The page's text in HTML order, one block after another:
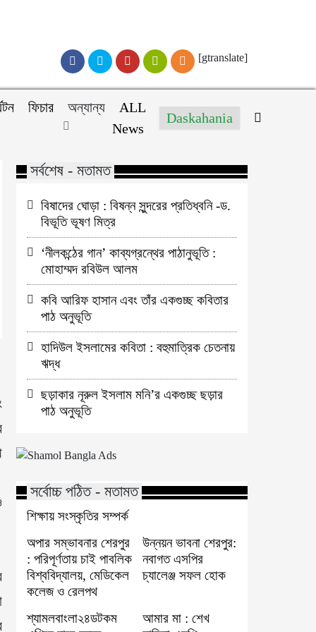
[gtranslate]
ফিচার অন্যান্য
ALL
News
Daskahania
সর্বশেষ - মতামত
বিষাদের ঘোড়া : বিষন্ন সুন্দরের প্রতিধ্বনি -ড.
বিভূতি ভূষণ মিত্র
‘নীলকন্ঠের গান’ কাব্যগ্রন্থের পাঠানুভূতি :
মোহাম্মদ রবিউল আলম
কবি আরিফ হাসান এবং তাঁর একগুচ্ছ কবিতার
পাঠ অনুভূতি
হাদিউল ইসলামের কবিতা : বহুমাত্রিক চেতনায়
ঋদ্ধ
ছড়াকার নূরুল ইসলাম মনি’র একগুচ্ছ ছড়ার
পাঠ অনুভূতি
সর্বোচ্চ পঠিত - মতামত
শিক্ষায় সংস্কৃতির সম্পর্ক
অপার সম্ভাবনার শেরপুর
: পরিপূর্ণতায় চাই পাবলিক
বিশ্ববিদ্যালয়, মেডিকেল
কলেজ ও রেলপথ
উন্নয়ন ভাবনা শেরপুর:
নবাগত এসপির
চ্যালেঞ্জ সফল হোক
শ্যামলবাংলা২৪ডটকম
আমার মা : শেখ